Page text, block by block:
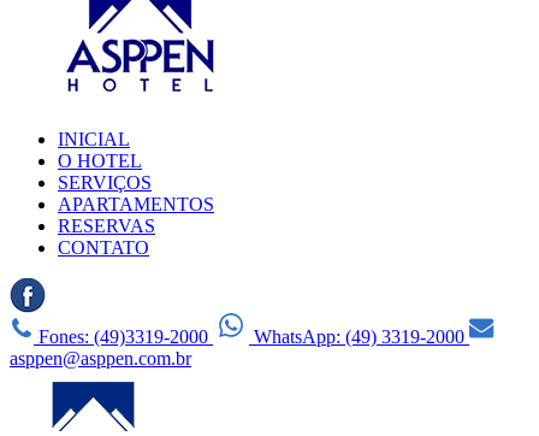
INICIAL
O HOTEL
SERVIÇOS
APARTAMENTOS
RESERVAS
CONTATO
Fones: (49)3319-2000
WhatsApp: (49) 3319-2000
asppen@asppen.com.br